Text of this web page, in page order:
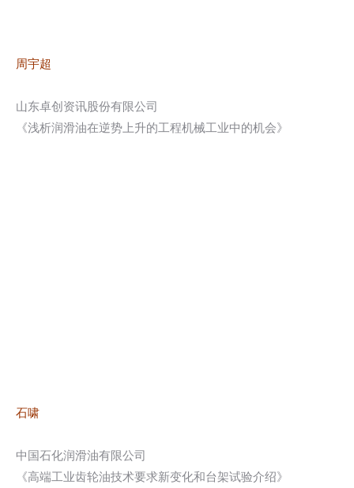
周宇超
山东卓创资讯股份有限公司
《浅析润滑油在逆势上升的工程机械工业中的机会》
石啸
中国石化润滑油有限公司
《高端工业齿轮油技术要求新变化和台架试验介绍》